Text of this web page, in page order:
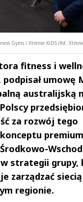
Gyms i Xtreme KiDS (fot.
fitness i
umowę
australijską
za rozwój tego
strategii grupy,
zarządzać siecią
regionie.